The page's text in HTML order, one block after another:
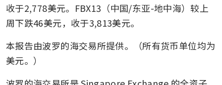
收于2,778美元。FBX13（中国/东亚-地中海）较上
周下跌46美元，收于3,813美元。
本报告由波罗的海交易所提供。（所有货币单位均为
美元。）